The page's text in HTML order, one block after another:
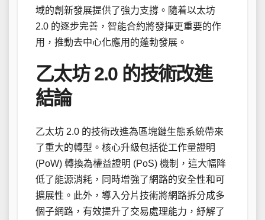
域的創新發展提供了強力支撐。隨着以太坊
2.0 的逐步完善，智能合約將發揮更重要的作
用，推動去中心化應用的蓬勃發展。
乙太坊 2.0 的技術改進
結論
乙太坊 2.0 的技術改進為區塊鏈生態系統帶來
了重大的轉型。核心升級包括從工作量證明
(PoW) 轉換為權益證明 (PoS) 機制，這大幅降
低了能源消耗，同時增強了網路的安全性和可
擴展性。此外，導入分片技術將網路拆分成多
個子網路，有效提升了交易處理能力，紓解了